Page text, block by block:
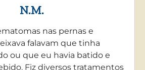
N.M.
nas pernas e
falavam que tinha
ou que eu havia batido e
Fiz diversos tratamentos